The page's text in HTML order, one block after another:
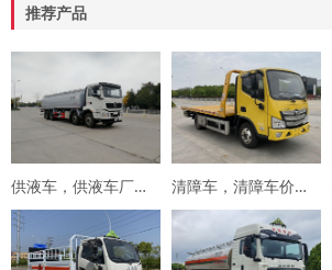
推荐产品
供液车，供液车厂家，专用车厂家，楚胜集团 清障车，清障车价格，楚胜集团